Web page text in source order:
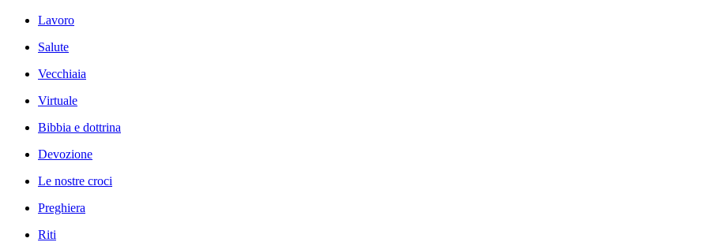
Lavoro
Salute
Vecchiaia
Virtuale
Bibbia e dottrina
Devozione
Le nostre croci
Preghiera
Riti